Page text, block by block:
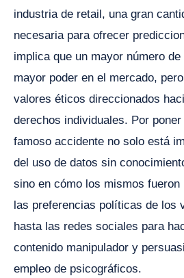
industria de retail, una gran
necesaria para ofrecer
implica que un mayor número
mayor poder en el mercado,
valores éticos direccionados
derechos individuales. Por
famoso accidente no solo está
del uso de datos sin
sino en cómo los mismos fueron
las preferencias políticas de los
hasta las redes sociales para
contenido manipulador y
empleo de psicográficos.